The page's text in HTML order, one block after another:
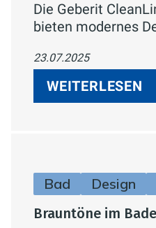
Die Geberit
bieten modernes
ein neues Format.
23.07.2025
WEITERLESEN
Bad Design
Brauntöne im